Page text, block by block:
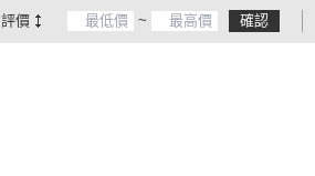
評價 ~ 確認